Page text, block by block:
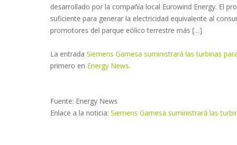
desarrollado por la compañía local Eurowind Energy. El
suficiente para generar la electricidad equivalente al
promotores del parque eólico terrestre más […]
La entrada Siemens Gamesa suministrará las turbinas
primero en Energy News.
Fuente: Energy News
Enlace a la noticia: Siemens Gamesa suministrará las